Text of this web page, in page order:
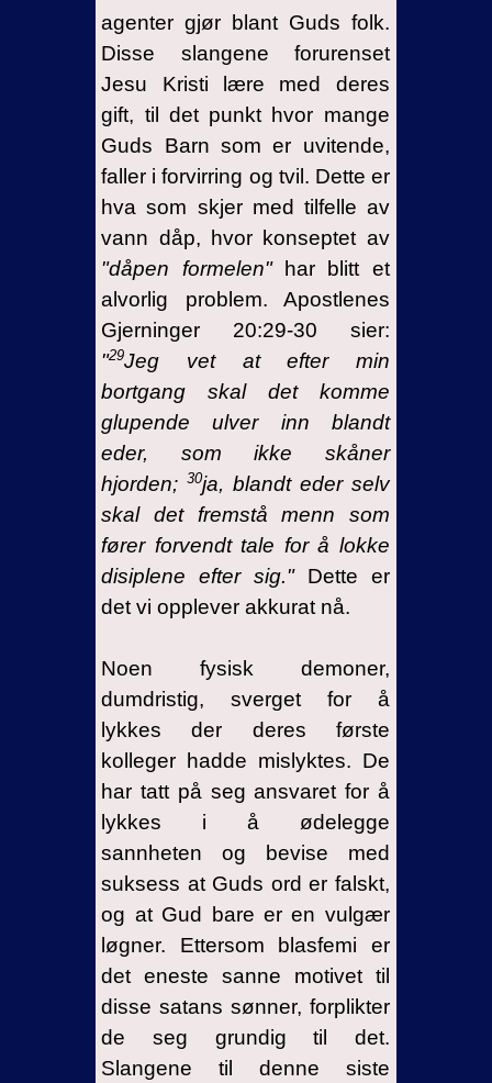
agenter gjør blant Guds folk.
Disse slangene forurenset
Jesu Kristi lære med deres
gift, til det punkt hvor mange
Guds Barn som er uvitende,
faller i forvirring og tvil. Dette er
hva som skjer med tilfelle av
vann dåp, hvor konseptet av
"dåpen formelen"har blitt et
alvorlig problem. Apostlenes
Gjerninger 20:29-30 sier:
"29Jeg vet at efter min
bortgang skal det komme
glupende ulver inn blandt
eder, som ikke skåner
hjorden;30ja, blandt eder selv
skal det fremstå menn som
fører forvendt tale for å lokke
disiplene efter sig."Dette er
det vi opplever akkurat nå.
Noen fysisk demoner,
dumdristig, sverget for å
lykkes der deres første
kolleger hadde mislyktes. De
har tatt på seg ansvaret for å
lykkes i å ødelegge
sannheten og bevise med
suksess at Guds ord er falskt,
og at Gud bare er en vulgær
løgner. Ettersom blasfemi er
det eneste sanne motivet til
disse satans sønner, forplikter
de seg grundig til det.
Slangene til denne siste